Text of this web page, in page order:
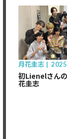
月花圭志
初Lienelさん
花圭志